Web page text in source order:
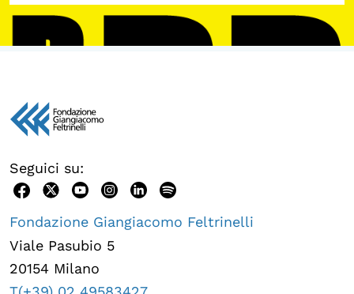
Seguici su:
Fondazione Giangiacomo Feltrinelli
Viale Pasubio 5
20154 Milano